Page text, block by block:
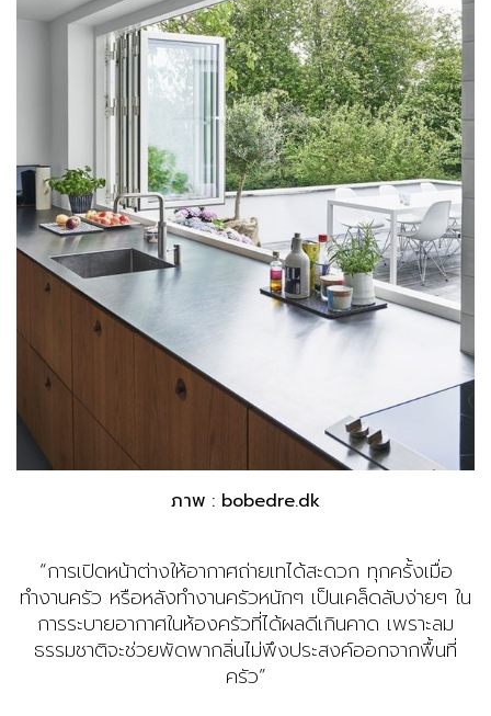
ภาพ : bobedre.dk
“การเปิดหน้าต่างให้อากาศถ่ายเทได้สะดวก ทุกครั้งเมื่อ
ทำงานครัว หรือหลังทำงานครัวหนักๆ เป็นเคล็ดลับง่ายๆ ใน
การระบายอากาศในห้องครัวที่ได้ผลดีเกินคาด เพราะลม
ธรรมชาติจะช่วยพัดพากลิ่นไม่พึงประสงค์ออกจากพื้นที่
ครัว”